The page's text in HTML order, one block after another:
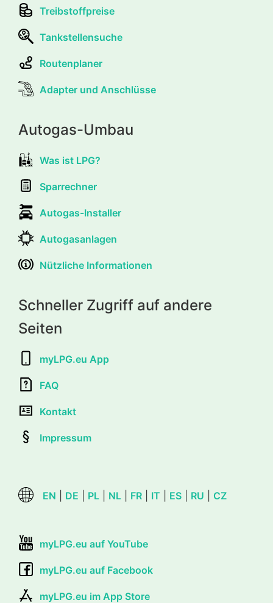
Treibstoffpreise
Tankstellensuche
Routenplaner
Adapter und Anschlüsse
Autogas-Umbau
Was ist LPG?
Sparrechner
Autogas-Installer
Autogasanlagen
Nützliche Informationen
Schneller Zugriff auf andere
Seiten
myLPG.eu App
FAQ
Kontakt
Impressum
EN DE PL NL FR IT ES RU CZ
myLPG.eu auf YouTube
myLPG.eu auf Facebook
myLPG.eu im App Store